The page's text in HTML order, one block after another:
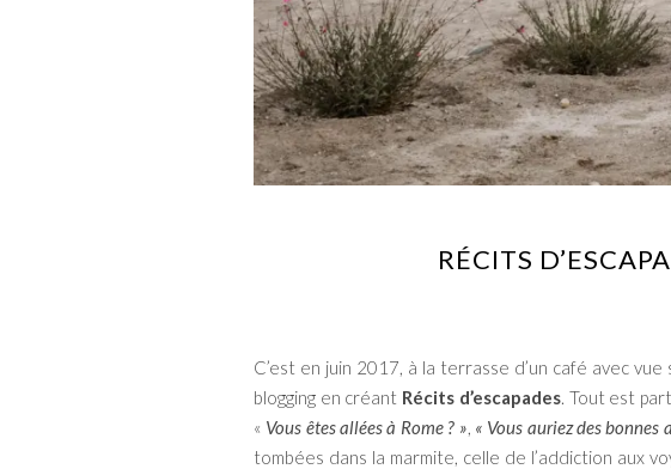
RÉCITS
C’est en juin 2017, à la terrasse d’un café avec vue
blogging en créant Récits d’escapades. Tout est
« Vous êtes allées à Rome ? », « Vous auriez des bonnes
tombées dans la marmite, celle de l’addiction aux